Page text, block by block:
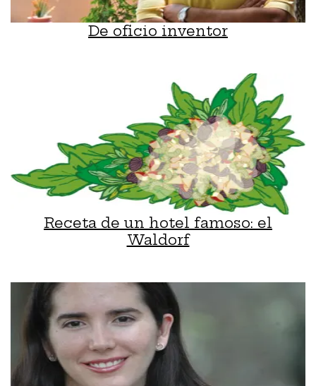
De oficio inventor
Receta de un hotel famoso: el
Waldorf